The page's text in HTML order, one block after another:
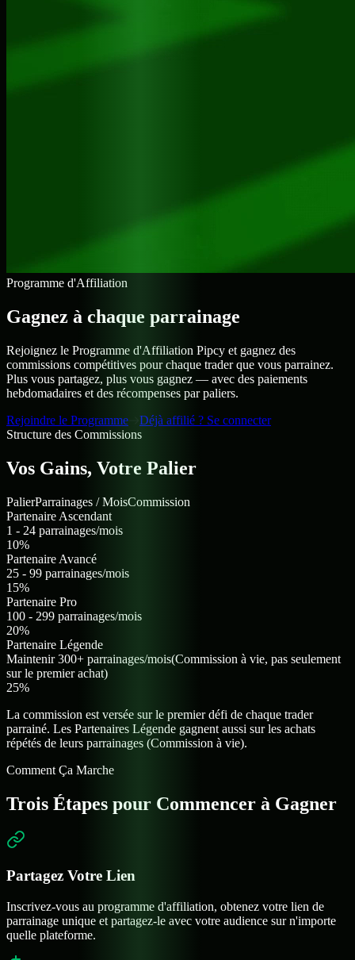
Programme d'Affiliation
Gagnez à chaque parrainage
Rejoignez le Programme d'Affiliation Pipcy et gagnez des
commissions compétitives pour chaque trader que vous parrainez.
Plus vous partagez, plus vous gagnez — avec des paiements
hebdomadaires et des récompenses par paliers.
Rejoindre le Programme
Déjà affilié ? Se connecter
Structure des Commissions
Vos Gains, Votre Palier
PalierParrainages / MoisCommission
Partenaire Ascendant
1 - 24 parrainages/mois
10%
Partenaire Avancé
25 - 99 parrainages/mois
15%
Partenaire Pro
100 - 299 parrainages/mois
20%
Partenaire Légende
Maintenir 300+ parrainages/mois(Commission à vie, pas seulement
sur le premier achat)
25%
La commission est versée sur le premier défi de chaque trader
parrainé. Les Partenaires Légende gagnent aussi sur les achats
répétés de leurs parrainages (Commission à vie).
Comment Ça Marche
Trois Étapes pour Commencer à Gagner
Partagez Votre Lien
Inscrivez-vous au programme d'affiliation, obtenez votre lien de
parrainage unique et partagez-le avec votre audience sur n'importe
quelle plateforme.